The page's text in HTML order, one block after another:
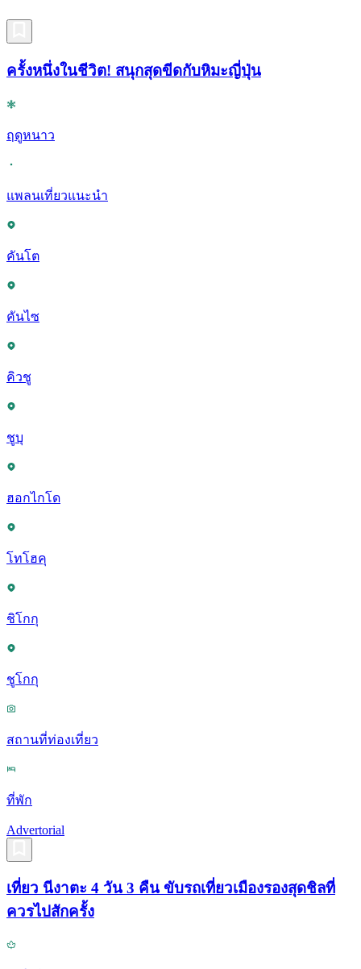
ครั้งหนึ่งในชีวิต! สนุกสุดขีดกับหิมะญี่ปุ่น
ฤดูหนาว
แพลนเที่ยวแนะนำ
คันโต
คันไซ
คิวชู
ชูบุ
ฮอกไกโด
โทโฮคุ
ชิโกกุ
ชูโกกุ
สถานที่ท่องเที่ยว
ที่พัก
Advertorial
เที่ยว นีงาตะ 4 วัน 3 คืน ขับรถเที่ยวเมืองรองสุดชิลที่
ควรไปสักครั้ง